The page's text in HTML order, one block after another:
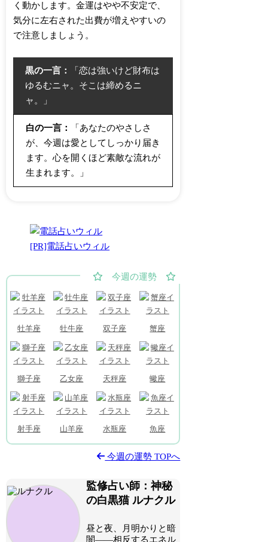
く動かします。金運はやや不安定で、
気分に左右された出費が増えやすいの
で注意しましょう。
黒の一言：
「恋は強いけど財布は
ゆるむニャ。そこは締めるニ
ャ。」
白の一言：
「あなたのやさしさ
が、今週は愛としてしっかり届き
ます。心を開くほど素敵な流れが
生まれます。」
[PR]電話占いウィル
牡羊座 牡牛座 双子座 蟹座
獅子座 乙女座 天秤座 蠍座
射手座 山羊座 水瓶座 魚座
今週の運勢 TOPへ
監修占い師：神秘
の白黒猫 ルナクル
昼と夜、月明かりと暗
闇――相反するエネル